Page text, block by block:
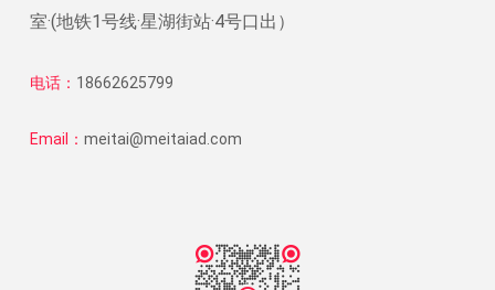
室·(地铁1号线·星湖街站·4号口出）
电话： 18662625799
Email： meitai@meitaiad.com